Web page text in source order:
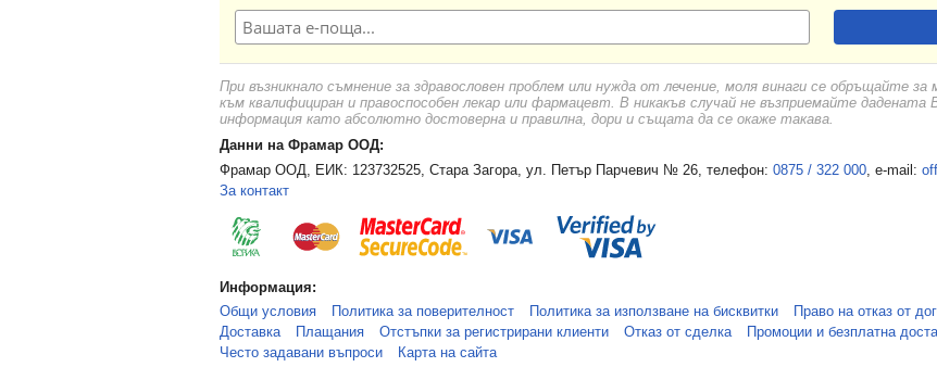
При възникнало съмнение за здравословен проблем или нужда от лечение, моля винаги се обръщайте за
към квалифициран и правоспособен лекар или фармацевт. В никакъв случай не възприемайте дадената
информация като абсолютно достоверна и правилна, дори и същата да се окаже такава.
Данни на Фрамар ООД:
Фрамар ООД, ЕИК: 123732525, Стара Загора, ул. Петър Парчевич № 26, телефон: 0875 / 322 000 , e-mail:
За контакт
Информация:
Общи условия
Политика за поверителност Политика за използване на бисквитки Право на отказ от
Доставка
Плащания Отстъпки за регистрирани клиенти Отказ от сделка
Промоции и безплатна
Често задавани въпроси
Карта на сайта